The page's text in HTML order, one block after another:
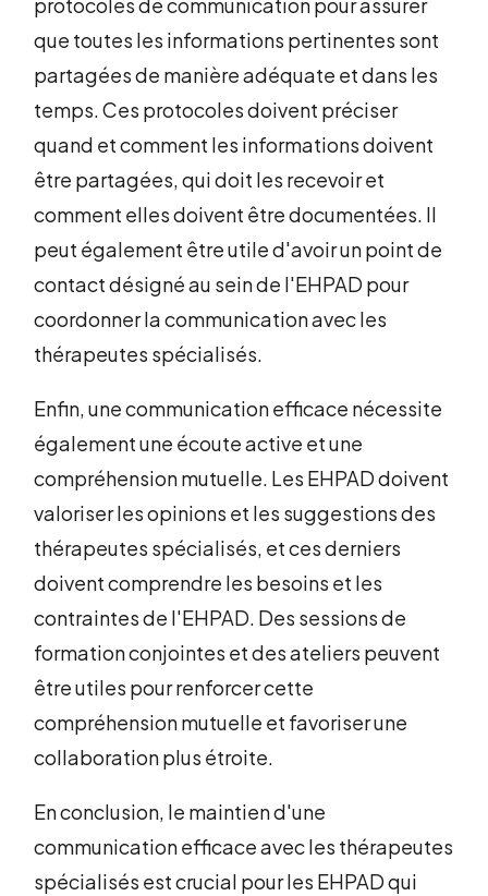
que toutes les informations pertinentes sont
partagées de manière adéquate et dans les
temps. Ces protocoles doivent préciser
quand et comment les informations doivent
être partagées, qui doit les recevoir et
comment elles doivent être documentées. Il
peut également être utile d'avoir un point de
contact désigné au sein de l'EHPAD pour
coordonner la communication avec les
thérapeutes spécialisés.
Enfin, une communication efficace nécessite
également une écoute active et une
compréhension mutuelle. Les EHPAD doivent
valoriser les opinions et les suggestions des
thérapeutes spécialisés, et ces derniers
doivent comprendre les besoins et les
contraintes de l'EHPAD. Des sessions de
formation conjointes et des ateliers peuvent
être utiles pour renforcer cette
compréhension mutuelle et favoriser une
collaboration plus étroite.
En conclusion, le maintien d'une
communication efficace avec les thérapeutes
spécialisés est crucial pour les EHPAD qui